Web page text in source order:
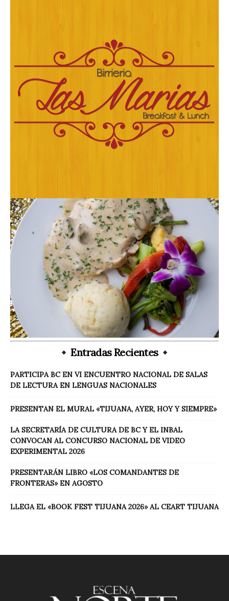
Entradas Recientes
PARTICIPA BC EN VI ENCUENTRO NACIONAL DE SALAS
DE LECTURA EN LENGUAS NACIONALES
PRESENTAN EL MURAL «TIJUANA, AYER, HOY Y SIEMPRE»
LA SECRETARÍA DE CULTURA DE BC Y EL INBAL
CONVOCAN AL CONCURSO NACIONAL DE VIDEO
EXPERIMENTAL 2026
PRESENTARÁN LIBRO «LOS COMANDANTES DE
FRONTERAS» EN AGOSTO
LLEGA EL «BOOK FEST TIJUANA 2026» AL CEART TIJUANA